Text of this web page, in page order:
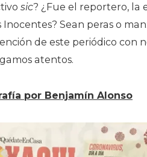
sic? ¿Fue el reportero, la
Sean peras o
de este periódico con
atentos.
por Benjamín Alonso